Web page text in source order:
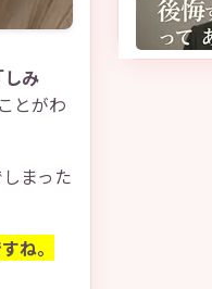
しみ
とがわ
まった
ね。